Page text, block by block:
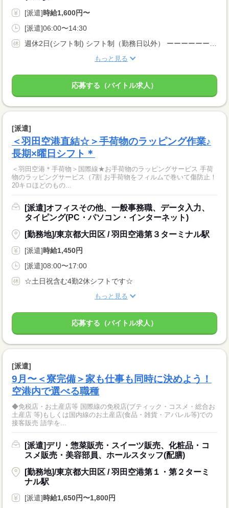
[派遣]時給1,600円〜
[派遣]06:00〜14:30
もっと見る
応募する（バイトル求人）
[派遣]
＜羽田空港直結☆＞手荷物のラッピング作業♪
長期×曜日シフト＊
＜羽田空港＊手荷物＞国際線★お手荷物のラッピングサービス 手荷
物のラッピングサービス（7割 お手荷物をフィルムで巻いて傷防止！
20キロほどのもの...
[派遣]オフィスその他、一般事務職、データ入力、
タイピング(PC・パソコン・インターネット)
[勤務地]/東京都大田区 / 羽田空港第３ターミナル駅
[派遣]時給1,450円
[派遣]08:00〜17:00
☆土日祝含む4勤2休シフトです☆
もっと見る
応募する（バイトル求人）
[派遣]
9月〜＜寮完備＞家も仕事も同時に決めよう！
空港内で選べる職種
◆免税店・お土産店等 国際線の免税店(ブティック・コスメ・総合お
土産店 等)もしくは国内線のお土産店(食品・雑貨・アパレル等)での
接客販売 語学を...
[派遣]デリ・惣菜販売・スイーツ販売、化粧品・コ
スメ販売・美容部員、ホールスタッフ(配膳)
[勤務地]/東京都大田区 / 羽田空港第１・第２ターミ
ナル駅
[派遣]時給1,650円〜1,800円